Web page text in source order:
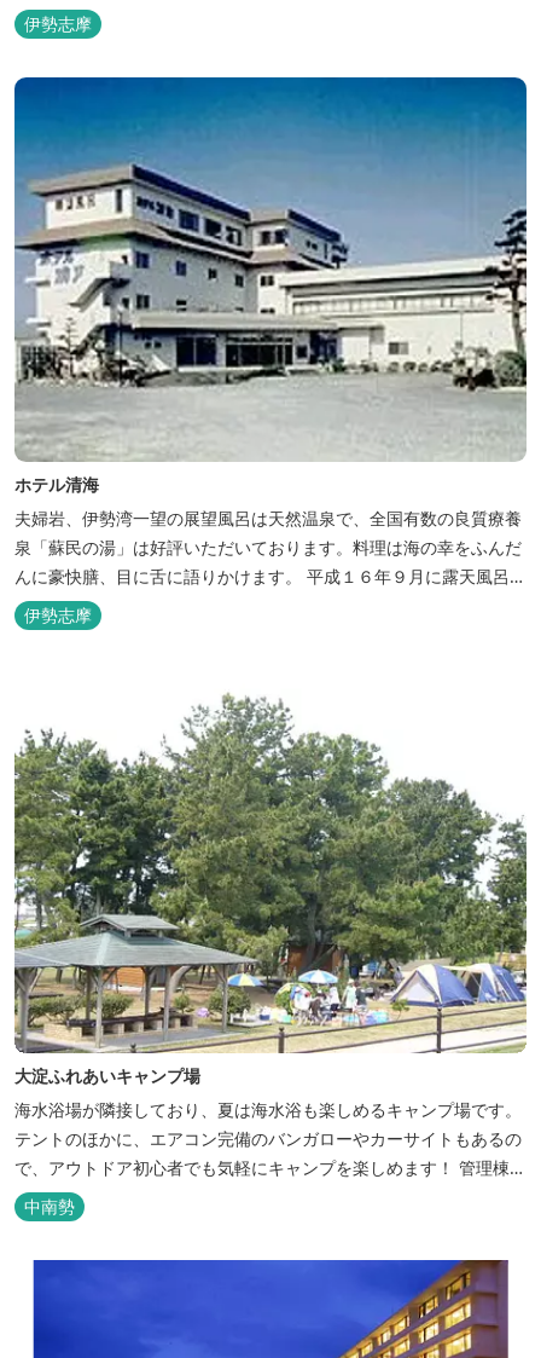
「AUBERGE YUSURA」が大切にしていること それは、小さな宿な
らではの「ひと手間」のおもてなし。 「居・食・充」を満たし、皆
伊勢志摩
ホテル清海
夫婦岩、伊勢湾一望の展望風呂は天然温泉で、全国有数の良質療養
泉「蘇民の湯」は好評いただいております。料理は海の幸をふんだ
んに豪快膳、目に舌に語りかけます。 平成１６年９月に露天風呂が
オープンしました。
伊勢志摩
大淀ふれあいキャンプ場
海水浴場が隣接しており、夏は海水浴も楽しめるキャンプ場です。
テントのほかに、エアコン完備のバンガローやカーサイトもあるの
で、アウトドア初心者でも気軽にキャンプを楽しめます！ 管理棟、
水道、冷水シャワー、温水シャワー（有料）、共同休憩所、炊事
場、水洗トイレ、毛布（有料）、駐車場（宿泊の場合は無料、デイ
利用の場合は有料）完備しています。
中南勢